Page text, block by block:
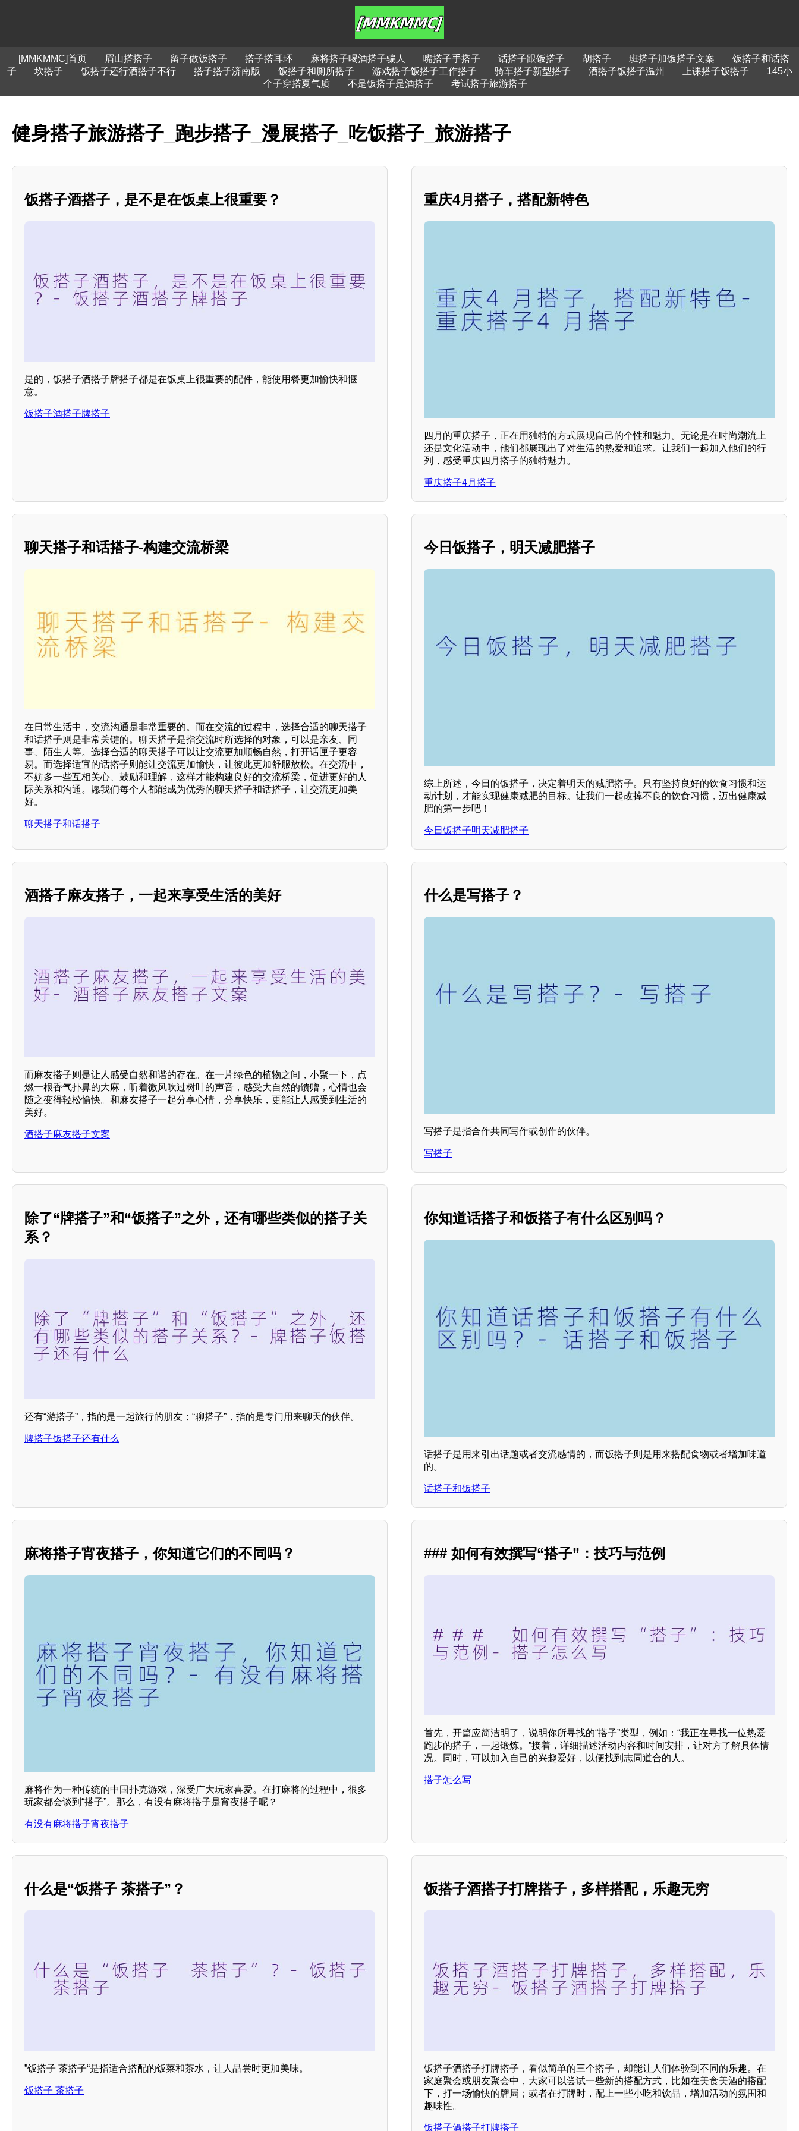
[MMKMMC]首页 眉山搭搭子 留子做饭搭子 搭子搭耳环 麻将搭子喝酒搭子骗人 嘴搭子手搭子 话搭子跟饭搭子 胡搭子 班搭子加饭搭子文案
饭搭子和话搭
子
坎搭子 饭搭子还行酒搭子不行 搭子搭子济南版 饭搭子和厕所搭子 游戏搭子饭搭子工作搭子 骑车搭子新型搭子 酒搭子饭搭子温州 上课搭子饭搭子
145小
个子穿搭夏气质
不是饭搭子是酒搭子 考试搭子旅游搭子
健身搭子旅游搭子_跑步搭子_漫展搭子_吃饭搭子_旅游搭子
饭搭子酒搭子，是不是在饭桌上很重要？
是的，饭搭子酒搭子牌搭子都是在饭桌上很重要的配件，能使用餐更加愉快和惬
意。
饭搭子酒搭子牌搭子
重庆4月搭子，搭配新特色
四月的重庆搭子，正在用独特的方式展现自己的个性和魅力。无论是在时尚潮流上
还是文化活动中，他们都展现出了对生活的热爱和追求。让我们一起加入他们的行
列，感受重庆四月搭子的独特魅力。
重庆搭子4月搭子
聊天搭子和话搭子-构建交流桥梁
在日常生活中，交流沟通是非常重要的。而在交流的过程中，选择合适的聊天搭子
和话搭子则是非常关键的。聊天搭子是指交流时所选择的对象，可以是亲友、同
事、陌生人等。选择合适的聊天搭子可以让交流更加顺畅自然，打开话匣子更容
易。而选择适宜的话搭子则能让交流更加愉快，让彼此更加舒服放松。在交流中，
不妨多一些互相关心、鼓励和理解，这样才能构建良好的交流桥梁，促进更好的人
际关系和沟通。愿我们每个人都能成为优秀的聊天搭子和话搭子，让交流更加美
好。
聊天搭子和话搭子
今日饭搭子，明天减肥搭子
综上所述，今日的饭搭子，决定着明天的减肥搭子。只有坚持良好的饮食习惯和运
动计划，才能实现健康减肥的目标。让我们一起改掉不良的饮食习惯，迈出健康减
肥的第一步吧！
今日饭搭子明天减肥搭子
酒搭子麻友搭子，一起来享受生活的美好
而麻友搭子则是让人感受自然和谐的存在。在一片绿色的植物之间，小聚一下，点
燃一根香气扑鼻的大麻，听着微风吹过树叶的声音，感受大自然的馈赠，心情也会
随之变得轻松愉快。和麻友搭子一起分享心情，分享快乐，更能让人感受到生活的
美好。
酒搭子麻友搭子文案
什么是写搭子？
写搭子是指合作共同写作或创作的伙伴。
写搭子
除了“牌搭子”和“饭搭子”之外，还有哪些类似的搭子关
系？
还有“游搭子”，指的是一起旅行的朋友；“聊搭子”，指的是专门用来聊天的伙伴。
牌搭子饭搭子还有什么
你知道话搭子和饭搭子有什么区别吗？
话搭子是用来引出话题或者交流感情的，而饭搭子则是用来搭配食物或者增加味道
的。
话搭子和饭搭子
麻将搭子宵夜搭子，你知道它们的不同吗？
麻将作为一种传统的中国扑克游戏，深受广大玩家喜爱。在打麻将的过程中，很多
玩家都会谈到“搭子”。那么，有没有麻将搭子是宵夜搭子呢？
有没有麻将搭子宵夜搭子
### 如何有效撰写“搭子”：技巧与范例
首先，开篇应简洁明了，说明你所寻找的“搭子”类型，例如：“我正在寻找一位热爱
跑步的搭子，一起锻炼。”接着，详细描述活动内容和时间安排，让对方了解具体情
况。同时，可以加入自己的兴趣爱好，以便找到志同道合的人。
搭子怎么写
什么是“饭搭子 茶搭子”？
”饭搭子 茶搭子“是指适合搭配的饭菜和茶水，让人品尝时更加美味。
饭搭子 茶搭子
饭搭子酒搭子打牌搭子，多样搭配，乐趣无穷
饭搭子酒搭子打牌搭子，看似简单的三个搭子，却能让人们体验到不同的乐趣。在
家庭聚会或朋友聚会中，大家可以尝试一些新的搭配方式，比如在美食美酒的搭配
下，打一场愉快的牌局；或者在打牌时，配上一些小吃和饮品，增加活动的氛围和
趣味性。
饭搭子酒搭子打牌搭子